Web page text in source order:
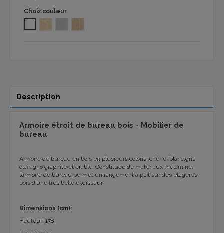
Choix couleur
Description
Armoire étroit de bureau bois - Mobilier de
bureau
Armoire de bureau en bois en plusieurs coloris: chêne, blanc,gris
clair, gris graphite et érable Constituée de matériaux mélamine,
l’armoire de bureau permet un rangement à plat sur des étagères
bois d’une très belle épaisseur.
Dimensions (cm):
Hauteur: 178